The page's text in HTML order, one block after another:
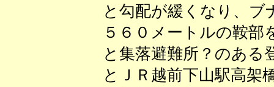
と勾配が緩くなり、ブ
５６０メートルの鞍部
と集落避難所？のある
とＪＲ越前下山駅高架